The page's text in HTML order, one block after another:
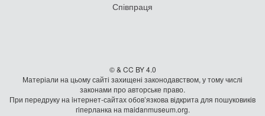
Співпраця
© & CC BY 4.0
Матеріали на цьому сайті захищені законодавством, у тому числі
законами про авторське право.
При передруку на iнтернет-сайтах обов’язкова відкрита для пошуковиків
гiперланка на maidanmuseum.org.